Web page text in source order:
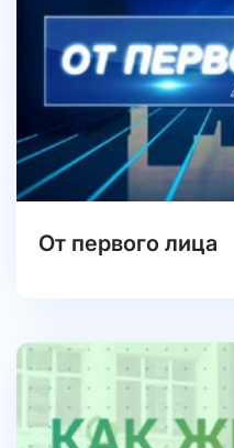
От первого лица